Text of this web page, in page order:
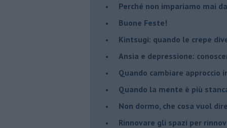
​Perché non impariamo mai
​Buone Feste!
​Kintsugi: quando le crepe
Ansia e depressione:
Quando cambiare approccio
​Quando la mente è più
Non dormo, che cosa vuol
​Rinnovare gli spazi per